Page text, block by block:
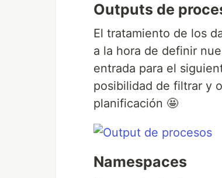
Outputs de
El tratamiento de los
a la hora de definir
entrada para el
posibilidad de filtrar y
planificación 🤩
Namespaces